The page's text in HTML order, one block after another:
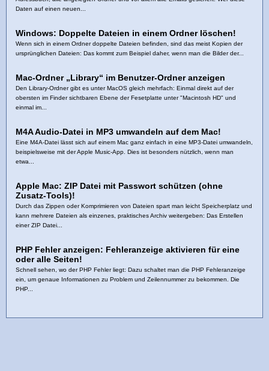
Daten auf einen neuen...
Windows: Doppelte Dateien in einem Ordner löschen!
Wenn sich in einem Ordner doppelte Dateien befinden, sind das meist Kopien der
ursprünglichen Dateien: Das kommt zum Beispiel daher, wenn man die Bilder der...
Mac-Ordner „Library“ im Benutzer-Ordner anzeigen
Den Library-Ordner gibt es unter MacOS gleich mehrfach: Einmal direkt auf der
obersten im Finder sichtbaren Ebene der Fesetplatte unter "Macintosh HD" und
einmal im...
M4A Audio-Datei in MP3 umwandeln auf dem Mac!
Eine M4A-Datei lässt sich auf einem Mac ganz einfach in eine MP3-Datei umwandeln,
beispielsweise mit der Apple Music-App. Dies ist besonders nützlich, wenn man
etwa...
Apple Mac: ZIP Datei mit Passwort schützen (ohne
Zusatz-Tools)!
Durch das Zippen oder Komprimieren von Dateien spart man leicht Speicherplatz und
kann mehrere Dateien als einzenes, praktisches Archiv weitergeben: Das Erstellen
einer ZIP Datei...
PHP Fehler anzeigen: Fehleranzeige aktivieren für eine
oder alle Seiten!
Schnell sehen, wo der PHP Fehler liegt: Dazu schaltet man die PHP Fehleranzeige
ein, um genaue Informationen zu Problem und Zeilennummer zu bekommen. Die
PHP...